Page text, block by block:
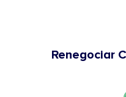
Renegociar